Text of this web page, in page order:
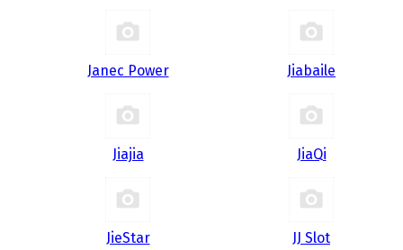
Janec Power Jiabaile
Jiajia JiaQi
JieStar JJ Slot